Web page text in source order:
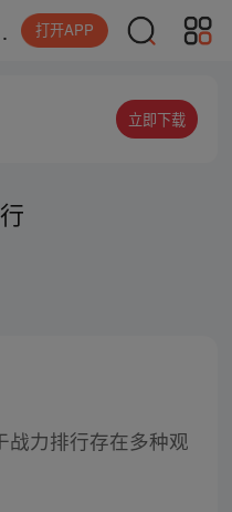
排行 打开APP
立即下载
战力排行存在多种观